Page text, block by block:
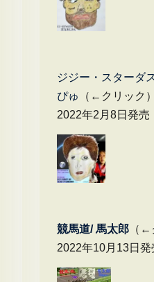
ジジー・スターダ
ぴゅ
（←クリック）
2022年2月8日発売
競馬道/ 馬太郎（←
2022年10月13日発